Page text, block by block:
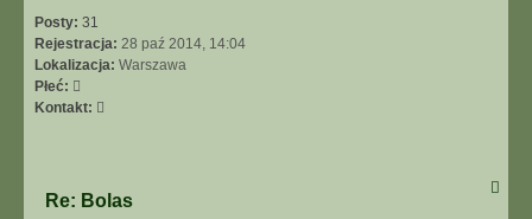
Posty: 31
Rejestracja: 28 paź 2014, 14:04
Lokalizacja: Warszawa
Płeć:
Kontakt:
Re: Bolas